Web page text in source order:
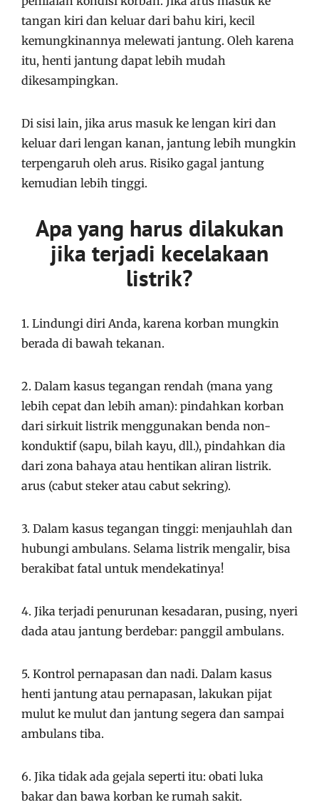
tangan kiri dan keluar dari bahu kiri, kecil
kemungkinannya melewati jantung. Oleh karena
itu, henti jantung dapat lebih mudah
dikesampingkan.
Di sisi lain, jika arus masuk ke lengan kiri dan
keluar dari lengan kanan, jantung lebih mungkin
terpengaruh oleh arus. Risiko gagal jantung
kemudian lebih tinggi.
Apa yang harus dilakukan
jika terjadi kecelakaan
listrik?
1. Lindungi diri Anda, karena korban mungkin
berada di bawah tekanan.
2. Dalam kasus tegangan rendah (mana yang
lebih cepat dan lebih aman): pindahkan korban
dari sirkuit listrik menggunakan benda non-
konduktif (sapu, bilah kayu, dll.), pindahkan dia
dari zona bahaya atau hentikan aliran listrik.
arus (cabut steker atau cabut sekring).
3. Dalam kasus tegangan tinggi: menjauhlah dan
hubungi ambulans. Selama listrik mengalir, bisa
berakibat fatal untuk mendekatinya!
4. Jika terjadi penurunan kesadaran, pusing, nyeri
dada atau jantung berdebar: panggil ambulans.
5. Kontrol pernapasan dan nadi. Dalam kasus
henti jantung atau pernapasan, lakukan pijat
mulut ke mulut dan jantung segera dan sampai
ambulans tiba.
6. Jika tidak ada gejala seperti itu: obati luka
bakar dan bawa korban ke rumah sakit.